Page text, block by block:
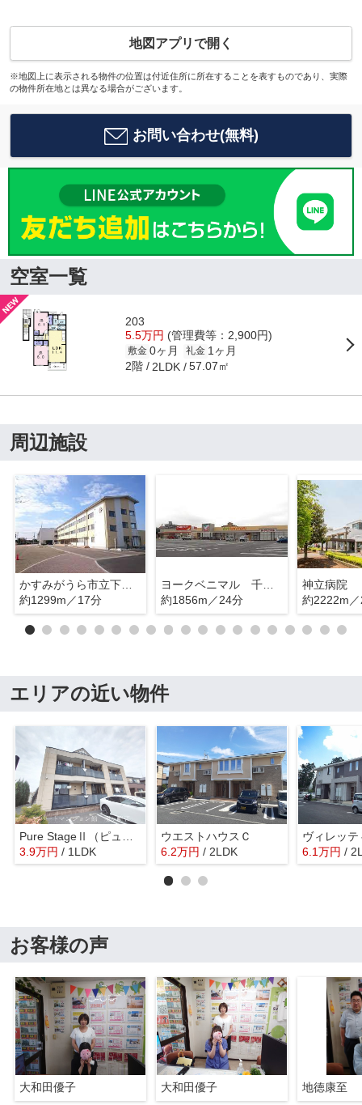
地図アプリで開く
※地図上に表示される物件の位置は付近住所に所在することを表すものであり、実際
の物件所在地とは異なる場合がございます。
お問い合わせ(無料)
空室一覧
203
5.5万円 (管理費等：2,900円)
敷金 0ヶ月 礼金 1ヶ月
2階 2LDK 57.07㎡
周辺施設
かすみがうら市立下稲吉小学校
約1299m／17分
ヨークベニマル 千代田モール店
約1856m／24分
神立病院
約2222m
エリアの近い物件
3.9万円 / 1LDK
ウエストハウスＣ
6.2万円 / 2LDK
ヴィレッ
6.1万円 /
お客様の声
大和田優子 大和田優子 地徳康至